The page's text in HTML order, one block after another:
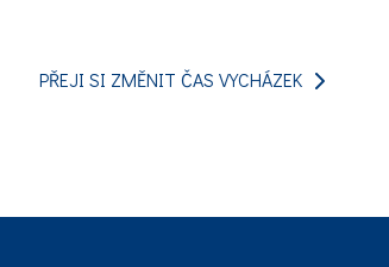
PŘEJI SI ZMĚNIT ČAS VYCHÁZEK